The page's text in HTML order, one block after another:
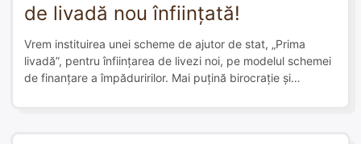
de livadă nou înființată!
Vrem instituirea unei scheme de ajutor de stat, „Prima
livadă”, pentru înființarea de livezi noi, pe modelul schemei
de finanțare a împăduririlor. Mai puțină birocrație și